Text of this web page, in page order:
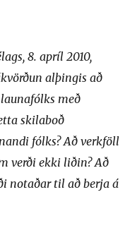
8. apríl 2010,
alþingis að
með
skilaboð
fólks? Að verkföll
verði ekki liðin? Að
notaðar til að berja á